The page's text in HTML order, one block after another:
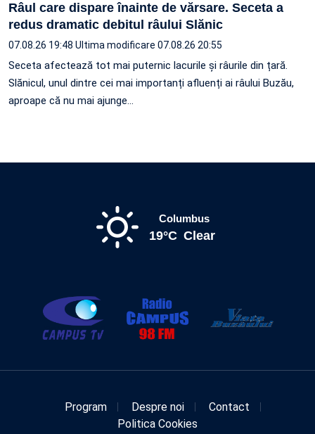
Râul care dispare înainte de vărsare. Seceta a
redus dramatic debitul râului Slănic
07.08.26 19:48 Ultima modificare 07.08.26 20:55
Seceta afectează tot mai puternic lacurile și râurile din țară.
Slănicul, unul dintre cei mai importanți afluenți ai râului Buzău,
aproape că nu mai ajunge…
Columbus
19°C Clear
Program Despre noi
Contact
Politica Cookies